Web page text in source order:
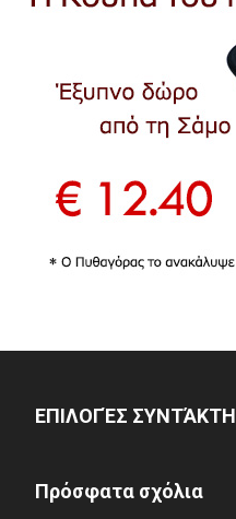
ΕΠΙΛΟΓΈΣ ΣΥΝΤΆΚΤΗ
Πρόσφατα σχόλια